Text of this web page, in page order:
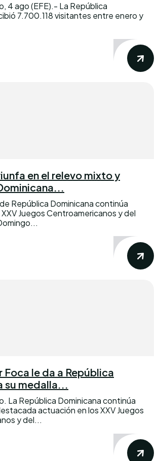
4 ago (EFE).- La República
7.700.118 visitantes entre enero y
en el relevo mixto y
República Dominicana continúa
Juegos Centroamericanos y del
Foca le da a República
su medalla...
La República Dominicana continúa
actuación en los XXV Juegos
y del...